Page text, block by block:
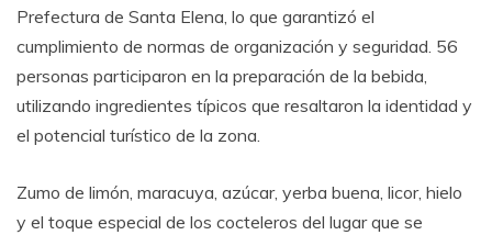
Prefectura de Santa Elena, lo que garantizó el
cumplimiento de normas de organización y seguridad. 56
personas participaron en la preparación de la bebida,
utilizando ingredientes típicos que resaltaron la identidad y
el potencial turístico de la zona.
Zumo de limón, maracuya, azúcar, yerba buena, licor, hielo
y el toque especial de los cocteleros del lugar que se